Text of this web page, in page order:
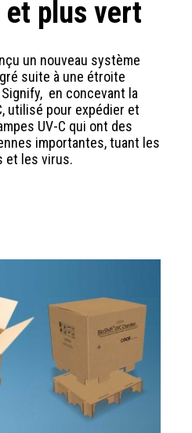
plus vert
un nouveau système
suite à une étroite
en concevant la
utilisé pour expédier et
UV-C qui ont des
importantes, tuant les
et les virus.